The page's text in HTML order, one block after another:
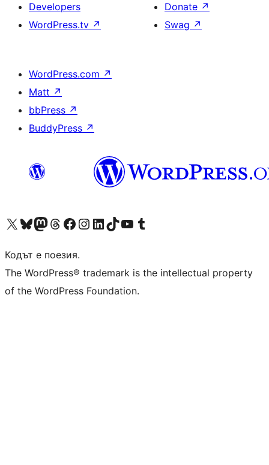
Developers
WordPress.tv ↗
Donate ↗
Swag ↗
WordPress.com ↗
Matt ↗
bbPress ↗
BuddyPress ↗
Visit our X (formerly Twitter) account
Visit our Bluesky account
Visit our Mastodon account
Visit our Threads account
Посетете нашата страница във Facebook
Посетете нашия профил в Instagram
Посетете нашия профил в LinkedIn
Visit our TikTok account
Visit our YouTube channel
Visit our Tumblr account
Кодът е поезия.
The WordPress® trademark is the intellectual property
of the WordPress Foundation.